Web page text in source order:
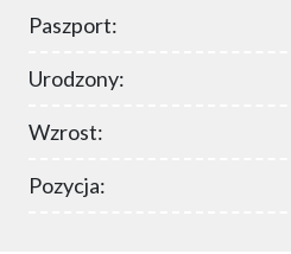
Paszport:
Urodzony:
Wzrost:
Pozycja: